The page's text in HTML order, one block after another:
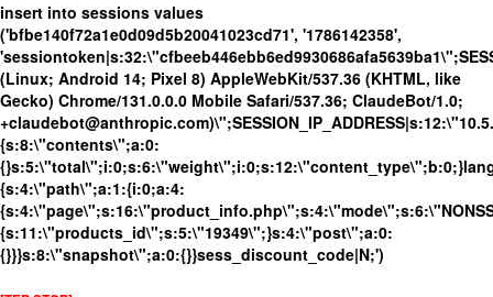
insert into sessions values
('bfbe140f72a1e0d09d5b20041023cd71', '1786142358',
(Linux; Android 14; Pixel 8) AppleWebKit/537.36 (KHTML, like
Gecko) Chrome/131.0.0.0 Mobile Safari/537.36; ClaudeBot/1.0;
{s:8:\"contents\";a:0:
{s:4:\"path\";a:1:{i:0;a:4:
{s:11:\"products_id\";s:5:\"19349\";}s:4:\"post\";a:0:
{}}}s:8:\"snapshot\";a:0:{}}sess_discount_code|N;')